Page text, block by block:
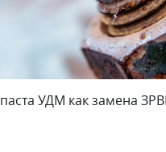
УДМ как замена